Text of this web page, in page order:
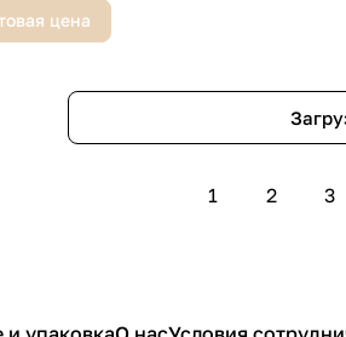
цена
1 2 3